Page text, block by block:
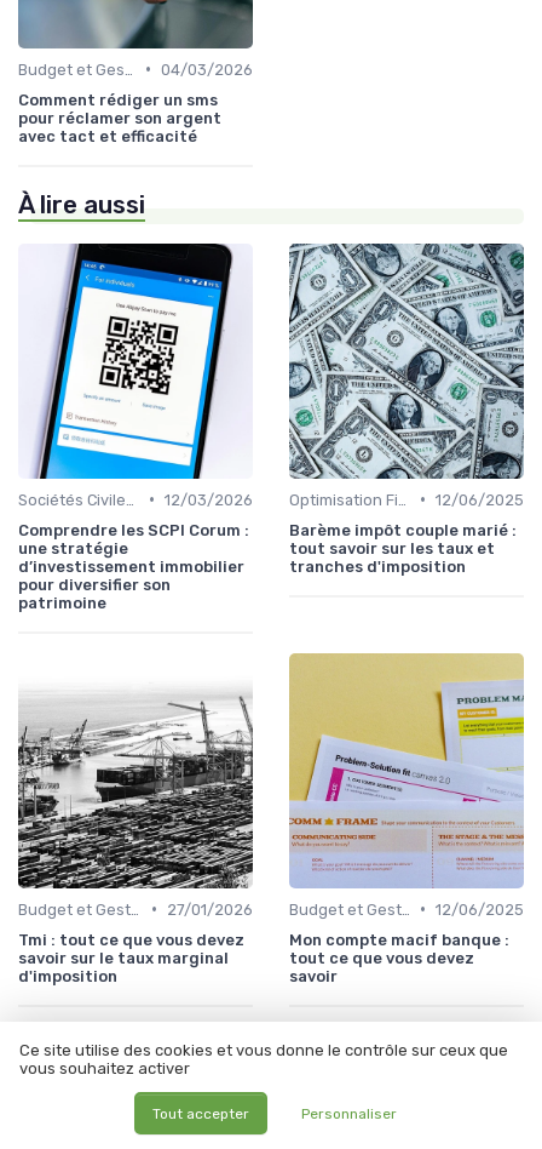
• 04/03/2026
Comment rédiger un sms
pour réclamer son argent
avec tact et efficacité
À lire aussi
• 12/03/2026
Comprendre les SCPI Corum :
une stratégie
d’investissement immobilier
pour diversifier son
patrimoine
• 12/06/2025
Barème impôt couple marié :
tout savoir sur les taux et
tranches d'imposition
•
27/01/2026
Tmi : tout ce que vous devez
savoir sur le taux marginal
d'imposition
• 12/06/2025
Mon compte macif banque :
tout ce que vous devez
savoir
Ce site utilise des cookies et vous donne le contrôle sur ceux que
vous souhaitez activer
Tout accepter Personnaliser